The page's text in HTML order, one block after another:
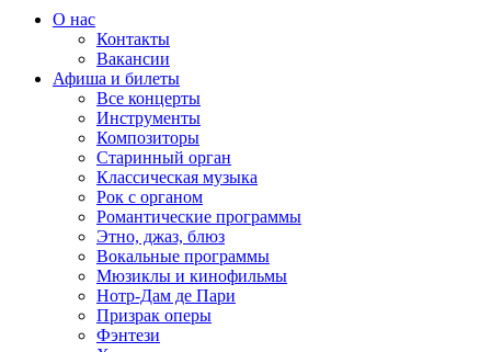
О нас
Контакты
Вакансии
Афиша и билеты
Все концерты
Инструменты
Композиторы
Старинный орган
Классическая музыка
Рок с органом
Романтические программы
Этно, джаз, блюз
Вокальные программы
Мюзиклы и кинофильмы
Нотр-Дам де Пари
Призрак оперы
Фэнтези